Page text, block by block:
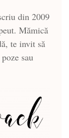
din 2009
Mămică
te invit să
sau